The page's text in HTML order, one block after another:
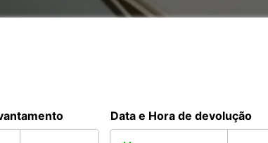
Data e Hora de devolução